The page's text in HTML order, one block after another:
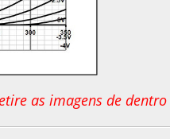
as imagens de